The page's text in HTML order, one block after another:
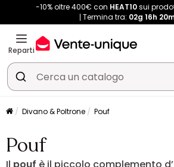
-10% oltre 400€ con HEAT10sui
Termina tra: 02g 16h
Reparti
Divano & Poltrone Pouf
Pouf